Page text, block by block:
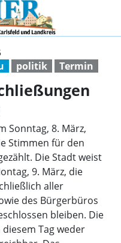
politik Termin
Sonntag, 8. März,
Stimmen für den
Die Stadt weist
9. März, die
aller
des Bürgerbüros
bleiben. Die
Tag weder